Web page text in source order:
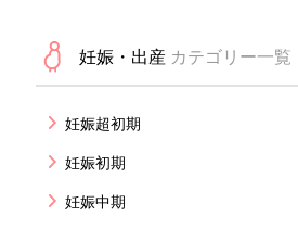
妊娠・出産 カテゴリー一覧
妊娠超初期
妊娠初期
妊娠中期